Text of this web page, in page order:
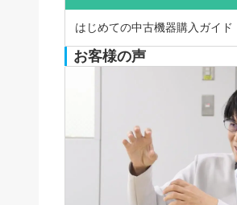
はじめての中古機器購入ガイド
お客様の声